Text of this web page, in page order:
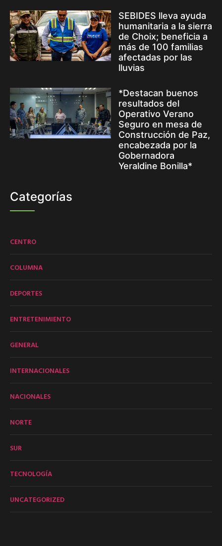
SEBIDES lleva ayuda
humanitaria a la sierra
de Choix; beneficia a
más de 100 familias
afectadas por las
lluvias
*Destacan buenos
resultados del
Operativo Verano
Seguro en mesa de
Construcción de Paz,
encabezada por la
Gobernadora
Yeraldine Bonilla*
Categorías
CENTRO
COLUMNA
DEPORTES
ENTRETENIMIENTO
GENERAL
INTERNACIONALES
NACIONALES
NORTE
SUR
TECNOLOGÍA
UNCATEGORIZED